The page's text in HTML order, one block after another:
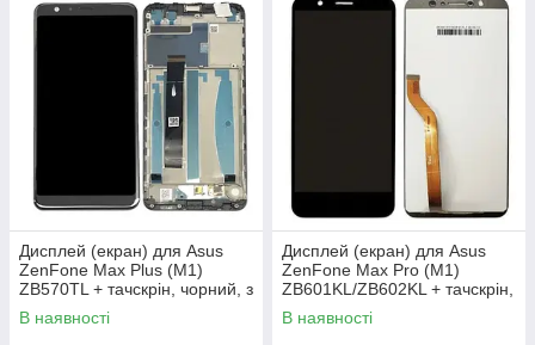
Дисплей (екран) для Asus
ZenFone Max Plus (M1)
ZB570TL + тачскрін, чорний, з
передньою панеллю,
оригінал
В наявності
Дисплей (екран) для Asus
ZenFone Max Pro (M1)
ZB601KL/ZB602KL + тачскрін,
чорний, оригінал
В наявності